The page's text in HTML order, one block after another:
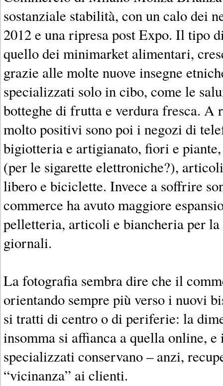
sostanziale stabilità, con un calo dei
2012 e una ripresa post Expo. Il tipo
quello dei minimarket alimentari,
grazie alle molte nuove insegne
specializzati solo in cibo, come le
botteghe di frutta e verdura fresca. A
molto positivi sono poi i negozi di
bigiotteria e artigianato, fiori e
(per le sigarette elettroniche?),
libero e biciclette. Invece a soffrire
commerce ha avuto maggiore
pelletteria, articoli e biancheria per
giornali.
La fotografia sembra dire che il
orientando sempre più verso i nuovi
si tratti di centro o di periferie: la
insomma si affianca a quella online,
specializzati conservano – anzi,
“vicinanza” ai clienti.